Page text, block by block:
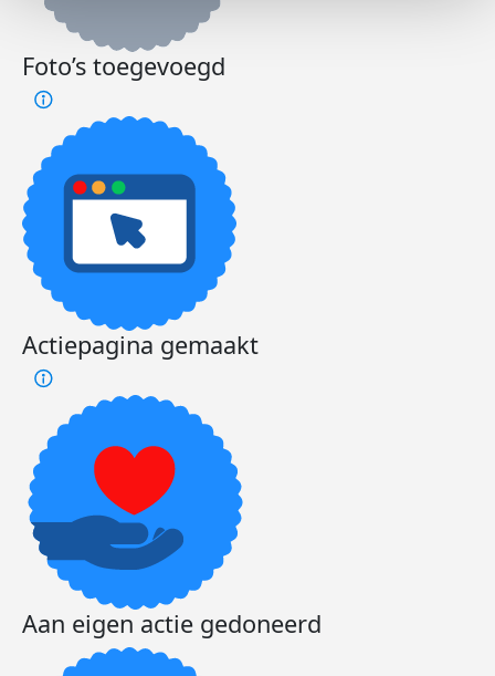
Foto’s toegevoegd
Actiepagina gemaakt
Aan eigen actie gedoneerd